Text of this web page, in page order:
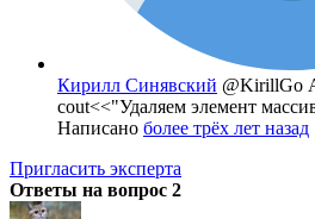
Кирилл Синявский @KirillGo
cout<<"Удаляем элемент
Написано более трёх лет назад
Пригласить эксперта
Ответы на вопрос 2